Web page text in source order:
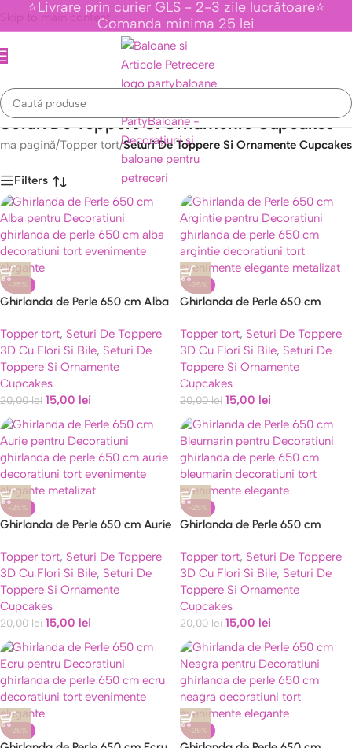
Skip to main content
⭐Livrare prin curier GLS - 2-3 zile lucrătoare⭐
Comanda minima 25 lei
Seturi De Toppere Si Ornamente Cupcakes
pagină/Topper tort/Seturi De Toppere Si Ornamente Cupcakes
Caută
Filters
-25%
Ghirlanda de Perle 650 cm Alba
Topper tort, Seturi De Toppere
3D Cu Flori Si Bile, Seturi De
Toppere Si Ornamente
Cupcakes
20,00lei 15,00 lei
-25%
Ghirlanda de Perle 650 cm
Topper tort, Seturi De Toppere
3D Cu Flori Si Bile, Seturi De
Toppere Si Ornamente
Cupcakes
20,00lei 15,00 lei
-25%
Ghirlanda de Perle 650 cm Aurie
Topper tort, Seturi De Toppere
3D Cu Flori Si Bile, Seturi De
Toppere Si Ornamente
Cupcakes
20,00lei 15,00 lei
-25%
Ghirlanda de Perle 650 cm
Topper tort, Seturi De Toppere
3D Cu Flori Si Bile, Seturi De
Toppere Si Ornamente
Cupcakes
20,00lei 15,00 lei
-25% -25%